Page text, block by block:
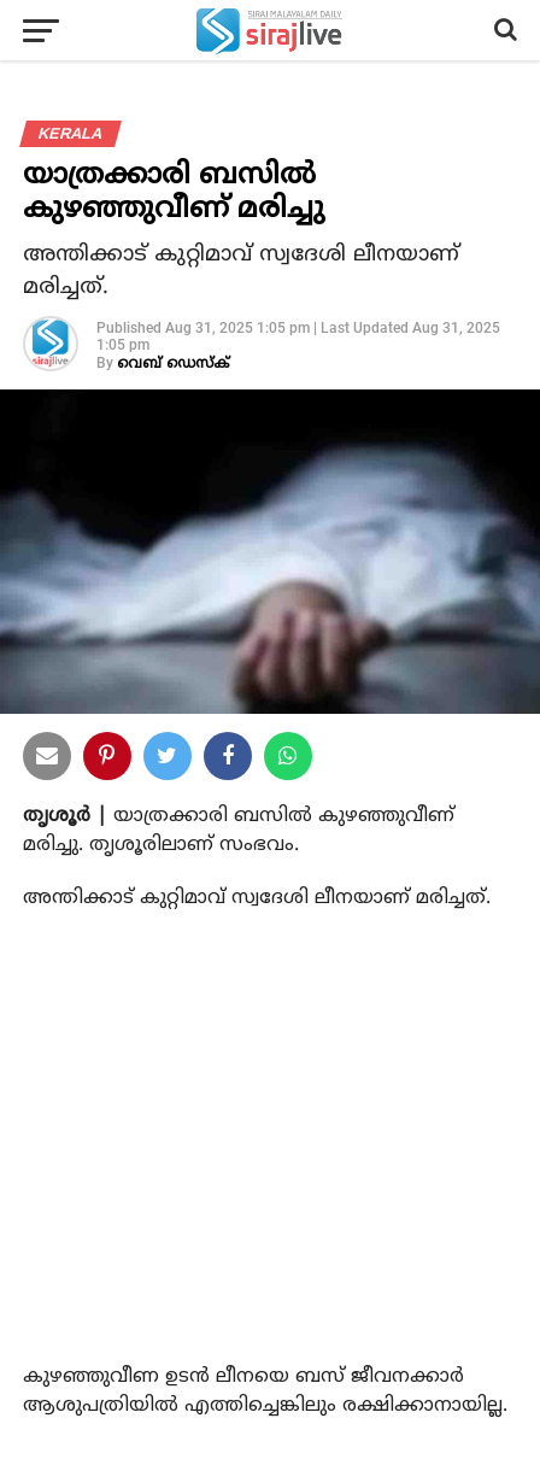
KERALA
യാത്രക്കാരി ബസില്‍
കുഴഞ്ഞുവീണ് മരിച്ചു
അന്തിക്കാട് കുറ്റിമാവ് സ്വദേശി ലീനയാണ്
മരിച്ചത്.
Published Aug 31, 2025 1:05 pm| Last Updated Aug 31, 2025
1:05 pm
By വെബ് ഡെസ്‌ക്
തൃശൂര്‍ |
യാത്രക്കാരി ബസില്‍ കുഴഞ്ഞുവീണ്
മരിച്ചു. തൃശൂരിലാണ് സംഭവം.
അന്തിക്കാട് കുറ്റിമാവ് സ്വദേശി ലീനയാണ് മരിച്ചത്.
കുഴഞ്ഞുവീണ ഉടന്‍ ലീനയെ ബസ് ജീവനക്കാര്‍
ആശുപത്രിയില്‍ എത്തിച്ചെങ്കിലും രക്ഷിക്കാനായില്ല.